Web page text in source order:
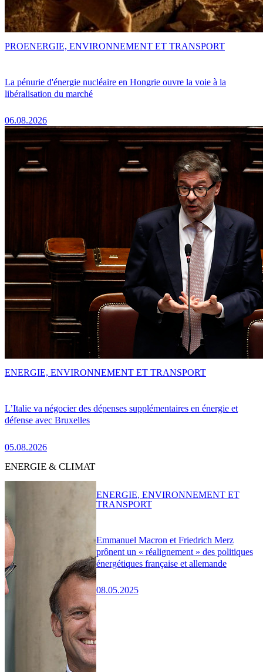
La pénurie d'énergie nucléaire en Hongrie ouvre la voie à la
libéralisation du marché
06.08.2026
PROENERGIE, ENVIRONNEMENT ET TRANSPORT
L’Italie va négocier des dépenses supplémentaires en énergie et
défense avec Bruxelles
05.08.2026
ENERGIE, ENVIRONNEMENT ET TRANSPORT
ENERGIE & CLIMAT
Emmanuel Macron et Friedrich Merz
prônent un « réalignement » des politiques
énergétiques française et allemande
08.05.2025
ENERGIE, ENVIRONNEMENT ET
TRANSPORT